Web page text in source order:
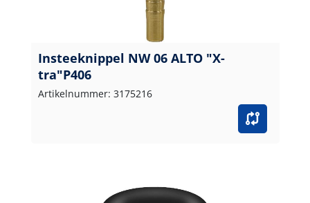
Insteeknippel NW 06 ALTO "X-
tra"P406
Artikelnummer: 3175216